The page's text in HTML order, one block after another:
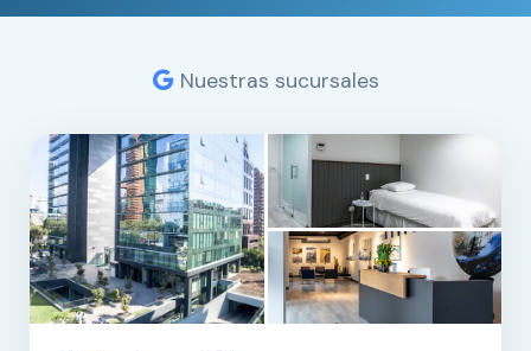
Nuestras sucursales